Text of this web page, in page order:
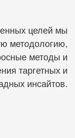
целей мы
методологию,
методы и
таргетных и
инсайтов.